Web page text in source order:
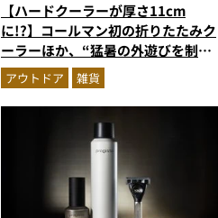
【ハードクーラーが厚さ11cm
に!?】コールマン初の折りたたみク
ーラーほか、“猛暑の外遊びを制
覇”するためのクールギア傑作3選
アウトドア 雑貨